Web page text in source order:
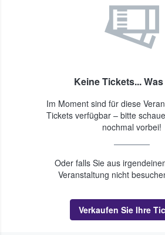
Keine Tickets...
Im Moment sind für diese
Tickets verfügbar – bitte
nochmal vorbei!
Oder falls Sie aus
Veranstaltung nicht
Verkaufen Sie Ihre